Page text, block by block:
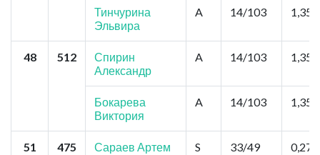
Тинчурина
Эльвира
A 14/103 1,35
48 512
Спирин
Александр
A 14/103 1,35
Бокарева
Виктория
A 14/103 1,35
51 475 Сараев Артем S 33/49 0,27